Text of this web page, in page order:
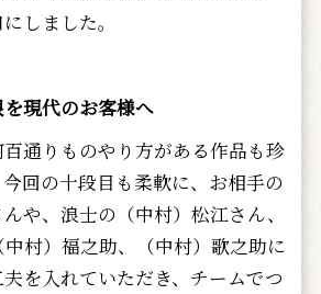
しました。
現代のお客様へ
通りものやり方がある作品も珍
回の十段目も柔軟に、お相手の
んや、浪士の（中村）松江さん、
村）福之助、（中村）歌之助に
を入れていただき、チームでつ